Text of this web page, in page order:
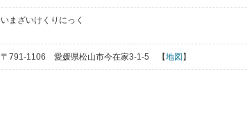
いまざいけくりにっく
〒791-1106 愛媛県松山市今在家3-1-5 【地図 】